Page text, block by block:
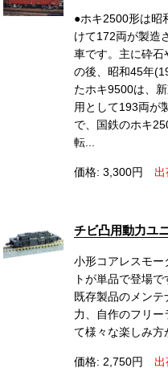
●ホキ2500形は昭
けて172両が製造
車です。主に砕石
の後、昭和45年
たホキ9500は、
用として193両が
で、国鉄のホキ
転...
価格: 3,300円 出
チビ凸用動力ユ
小形コアレスモー
トが単品で登場で
既存製品のメン
力、自作のフリ
て様々な楽しみ方
価格: 2,750円
出